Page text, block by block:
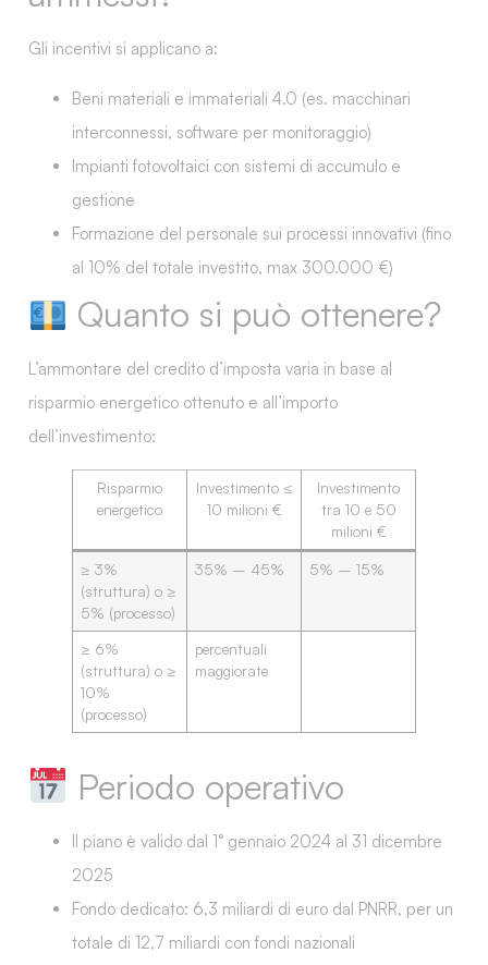
Gli incentivi si applicano a:
Beni materiali e immateriali 4.0 (es. macchinari
interconnessi, software per monitoraggio)
Impianti fotovoltaici con sistemi di accumulo e
gestione
Formazione del personale sui processi innovativi (fino
al 10% del totale investito, max 300.000 €)
Quanto si può ottenere?
L’ammontare del credito d’imposta varia in base al
risparmio energetico ottenuto e all’importo
dell’investimento:
Risparmio
energetico
Investimento ≤
10 milioni €
Investimento
tra 10 e 50
milioni €
≥ 3%
(struttura) o ≥
5% (processo)
35% – 45% 5% – 15%
≥ 6%
(struttura) o ≥
10%
(processo)
percentuali
maggiorate
Periodo operativo
Il piano è valido dal 1° gennaio 2024 al 31 dicembre
2025
Fondo dedicato: 6,3 miliardi di euro dal PNRR, per un
totale di 12,7 miliardi con fondi nazionali